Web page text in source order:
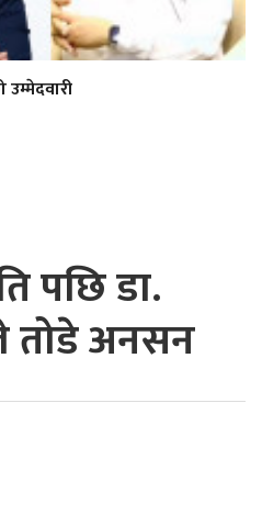
उम्मेदवारी
पछि डा.
तोडे अनसन